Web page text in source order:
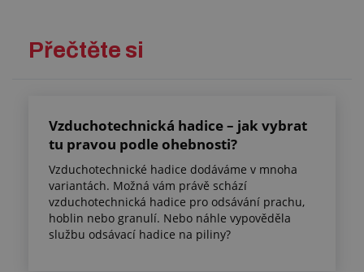
Přečtěte si
Vzduchotechnická hadice – jak vybrat
tu pravou podle ohebnosti?
Vzduchotechnické hadice dodáváme v mnoha
variantách. Možná vám právě schází
vzduchotechnická hadice pro odsávání prachu,
hoblin nebo granulí. Nebo náhle vypověděla
službu odsávací hadice na piliny?